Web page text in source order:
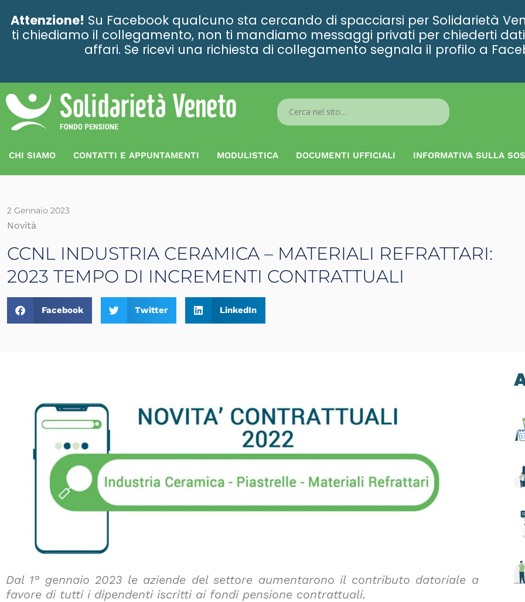
Attenzione! Su Facebook qualcuno sta cercando di spacciarsi per Solidarietà
ti chiediamo il collegamento, non ti mandiamo messaggi privati per chiederti
affari. Se ricevi una richiesta di collegamento segnala il profilo a
Search
...
CHI SIAMO CONTATTI E APPUNTAMENTI MODULISTICA DOCUMENTI UFFICIALI INFORMATIVA SULLA
2 Gennaio 2023
Novità
CCNL INDUSTRIA CERAMICA – MATERIALI REFRATTARI:
2023 TEMPO DI INCREMENTI CONTRATTUALI
Facebook Twitter LinkedIn
Dal 1° gennaio 2023 le aziende del settore aumentarono il contributo datoriale a
favore di tutti i dipendenti iscritti ai fondi pensione contrattuali.